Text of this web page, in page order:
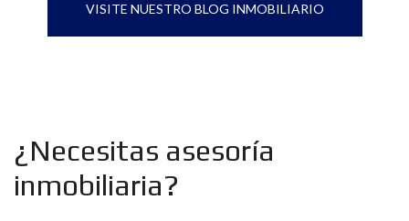
VISITE NUESTRO BLOG INMOBILIARIO
¿Necesitas asesoría
inmobiliaria?